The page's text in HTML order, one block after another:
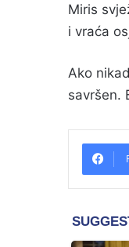
Miris
i vraća
Ako
savršen.